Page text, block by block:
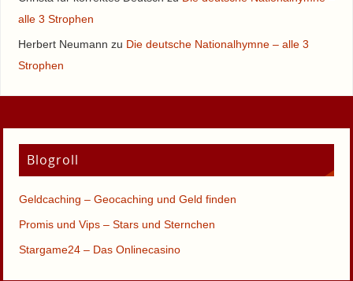
alle 3 Strophen
Herbert Neumann zu Die deutsche Nationalhymne – alle 3
Strophen
Blogroll
Geldcaching – Geocaching und Geld finden
Promis und Vips – Stars und Sternchen
Stargame24 – Das Onlinecasino